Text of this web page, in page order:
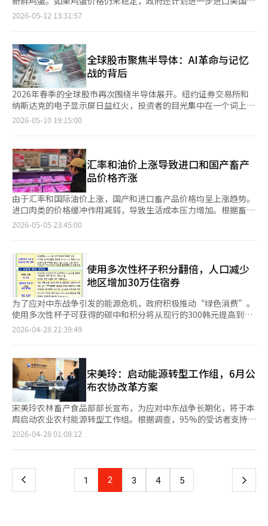
1000韩元，比前一年增加了5万韩元（157.6%）。 蛋鸡由于鸡蛋
市场价格上涨，每头净收益为1万2561韩元，增加了4519韩元
确了生产者团体主导的价格决定行为是违法的，具有重要意义。”
今后，协会主导的鸡蛋基准价格将由政府取而代之。农业农村事务
价格信息。此外，还将启动由农户、商人和专家组成的“鸡蛋价格
验证委员会”，以建立鸡蛋价格合理性验证体系。※ 本报道经人
工智能（AI）系统翻译与编辑。
物价稳定法修订。 政府决定推进与民生直接相关的农产品、海产
品和石油等商品的价格稳定对策。计划在5至6月期间实施220亿韩
量，主要针对青花鱼、鱿鱼、带鱼和明太鱼等主要鱼类。 为了扩
大畜产品供应，将在7月底之前增加3万吨鸡肉的进口，并在年底之
前增加1.2万吨猪肉的进口，适用紧急配额关税。同时，考虑扩大
猪肉批发市场的供应量，并增加美国或泰国的鸡蛋进口。 对于正
在实施最高价格制度的石油产品，将通过指定“良心加油站”等方
式来引导价格下调，并计划提高柴油价格联动补贴的支付标准，以
减轻公交和货车运输业者的负担。※ 本报道经人工智能（AI）系统
翻译与编辑。
泰国的新鲜鸡蛋。农林畜产食品部于11日召开了第17次供需情况
品价格较去年仍处于高位。当天，畜产品质量评估院表示，鸡蛋的
价格为每板7380韩元，比去年上涨了6.2%；而鸡肉的价格为每公
斤6607韩元，同比上涨了16%。因此，政府正在推动对鸡蛋和鸡
肉的折扣支持。为了应对夏季的高峰需求，政府决定在原有西班牙
的基础上，增加从比利时进口的肉用种蛋，以迅速保障供应。同
时，政府还利用自助资金对韩牛和猪肉进行折扣销售。韩牛的烤肉
和汤料在本月10日之前最高可享受50%的折扣，而五花肉和颈肉
则在本月31日之前最高可享受50%的折扣。此外，政府还计划与
等因素导致加工食品价格上涨的压力存在，但目前尚未出现明显的
价格上涨趋势。然而，政府计划在地方选举后继续提供资金支持，
以减轻原材料采购的负担。朴正勋表示：“由于近期外部环境变化
导致市场不确定性加大，我们将密切关注主要品类的供需情况，并
采取主动应对措施。”※ 本报道经人工智能（AI）系统翻译与编
辑。
2026-05-12 13:31:57
全球股市聚焦半导体：AI革命与记忆
战的背后
2026年春季的全球股市再次围绕半导体展开。纽约证券交易所和
纳斯达克的电子显示屏日益红火，投资者的目光集中在一个词上，
那就是人工智能（AI）。 最近，美国股市中半导体股的暴涨并非简
一天内上涨15%，AMD和英特尔（Intel）也接近上涨10%至
15%，这已超出简单的利好反应。市场开始将半导体视为继石油之
后最重要的战略资产。 尤其是记忆半导体市场的氛围与过去完全
不同。曾几何时，记忆产业被称为“鸡蛋游戏产业”。三星电子和
SK海力士，以及日本和台湾的企业在增加供应时，价格暴跌；而
减产时又会复苏，形成极端的经济周期。每当全球经济动荡时，
DRAM价格便会崩溃，半导体企业的营业利润也如过山车般波动。
然而，随着AI时代的到来，市场开始以全新的视角看待记忆产业。
数万亿次运算的超高速记忆。其核心正是HBM（高带宽记忆）。
HBM与英伟达（NVIDIA）GPU结合，成为AI服务器的“大脑”。
如果说GPU是引擎，那么HBM就是输送血液和氧气的血管。 随着
AI模型的不断扩大，HBM的需求激增。OpenAI、谷歌、Meta、亚
马逊、xAI以及中国的科技巨头们纷纷加入AI数据中心的竞争，全
球HBM的供应量已接近枯竭。 特别是SK海力士迅速崛起，成为英
伟达供应链的核心企业。市场普遍认为其是“AI时代最大的受益企
业之一”，因为HBM市场的初期先发优势极为显著。三星电子也
导体产业已不再是单纯的企业竞争，而是国家的全面战争。 美国
通过半导体支持法案（CHIPS Act）扩大国内先进半导体生产基
地，而中国则几乎将国家命运寄托在半导体自给自足上。日本与台
积电（TSMC）合作，在九州推动半导体复兴项目，印度和中东国
家也纷纷加入AI数据中心和先进芯片的争夺战。 现在，半导体不再
是简单的电子元件，而是军事力量、金融体系和国家安全的核心资
产。 实际上，现代战争的核心武器大多依赖于半导体。无人机、
导弹、卫星、AI侦察系统、自主武器和网络战系统都无法在没有先
了半导体超级周期。 在过去的互联网时代，服务器数量的增加在
达到一定水平后增速会放缓。然而，AI则不同。随着AI模型的进
化，所需的数据和运算能力也在不断增加。训练一个GPT系列的超
2026-05-10 19:15:00
汇率和油价上涨导致进口和国产畜产
品价格齐涨
由于汇率和国际油价上涨，国产和进口畜产品价格均呈上涨趋势。
进口肉类的价格缓冲作用减弱，导致生活成本压力增加。根据畜产
品质量评估院的数据，截至4日，韩牛里脊1等级每100克价格为
12.4%。3月平均价格为2601韩元，4月为2644韩元，5月为2812
韩元。猪肉颈肉价格为2637韩元，同比上涨13.1%。鸡肉价格每
公斤为6566韩元，同比上涨11.0%。鸡蛋价格也不容乐观，特级
鸡蛋30枚的平均价格为7273韩元，同比上涨6.3%。进口肉类价格
也普遍上涨。美国冷藏牛肩肉每100克价格为4091韩元，同比上涨
31.4%。美国冷藏牛肋肉价格为4804韩元，同比上涨14.8%。美国
冷冻牛肋骨价格为4452韩元，同比上涨10.7%。进口猪肉价格为
1522韩元，高于去年平均水平。国产和进口畜产品价格上涨是由
波动加剧，饲料和物流成本增加等多种因素共同作用。能源和原材
料价格上涨逐步反映在畜产品生产和流通成本上，增加了价格上涨
压力。为此，政府计划在5至6月提供100亿韩元的农畜产品折扣支
持。除了现有的折扣商品如大米、鸡蛋和鸡肉外，还将包括洋葱、
白菜、西红柿等，最高折扣可达40%。此外，政府还将与自助金组
织合作，提供韩牛和猪肉最高50%的折扣。大型超市行业也计划在
本月持续开展农畜产品特价活动，以减轻高物价对消费者的影响。
此前，易买得和乐天玛特等主要大型超市已在6日前开展大规模折
扣活动，计划在9日至11日与韩猪自助金合作进行额外折扣活动。
2026-05-05 23:45:00
使用多次性杯子积分翻倍，人口减少
地区增加30万住宿券
为了应对中东战争引发的能源危机，政府积极推动“绿色消费”。
使用多次性杯子可获得的碳中和积分将从现行的300韩元提高到
600韩元。此外，还将增加30万张人口减少地区的住宿券，以促进
色消费，并将6月定为绿色消费周，鼓励全民参与“全民绿色消
费”活动，并通过绿色产品购买认证活动等方式引导参与。通过碳
中和积分翻倍活动，促进零废弃产品的销售。当前使用多次性杯子
可积累300韩元积分，活动期间（6月6日至17日）可积累至600韩
元。从本月起，在节能产品销售店购买商品时，可获得最多5%的
地方商品券额外折扣。地方政府根据地方条件发掘并申请节能产品
销售店，中央政府审核后提供70%的国费支持。低收入家庭的老旧
窗户、锅炉等取暖设备更换补贴标准从243万韩元提高到267万韩
元。为促进使用再生原料的垃圾袋生产和供应，将投入138亿韩元
制定公共机构强制采购租赁制度的实际性强化措施，并扩大公共和
民间部门车辆的电动车转换。政府将增加2万辆电动乘用车和9000
2026-04-28 21:39:49
宋美玲：启动能源转型工作组，6月公
布农协改革方案
宋美玲农林畜产食品部部长宣布，为应对中东战争长期化，将于本
周启动农业农村能源转型工作组。根据调查，95%的受访者支持政
府主导的农协改革方案，显示出改革的必要性。宋部长在政府世宗
能源问题或仅依赖化石燃料系统，国家的粮食安全将受到威
化为有用的能源，并强调农地可用于安装太阳能设施，成为重要资
源。关于农协改革，她表示：“我们正在持续听取现场意见，计划
2026-04-28 01:08:12
上
页
1 2 3 4 5 下